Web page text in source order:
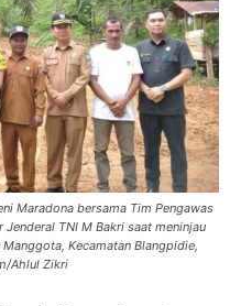
Maradona bersama Tim Pengawas
TNI M Bakri saat meninjau
Kecamatan Blangpidie,
Ahlul Zikri